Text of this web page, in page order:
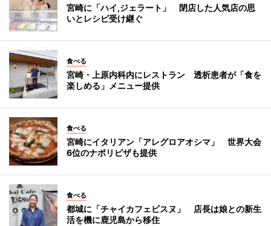
宮崎に「ハイ,ジェラート」 閉店した人気店の思
いとレシピ受け継ぐ
食べる
宮崎・上原内科内にレストラン 透析患者が「食を
楽しめる」メニュー提供
食べる
宮崎にイタリアン「アレグロアオシマ」 世界大会
6位のナポリピザも提供
食べる
都城に「チャイカフェビスヌ」 店長は娘との新生
活を機に鹿児島から移住